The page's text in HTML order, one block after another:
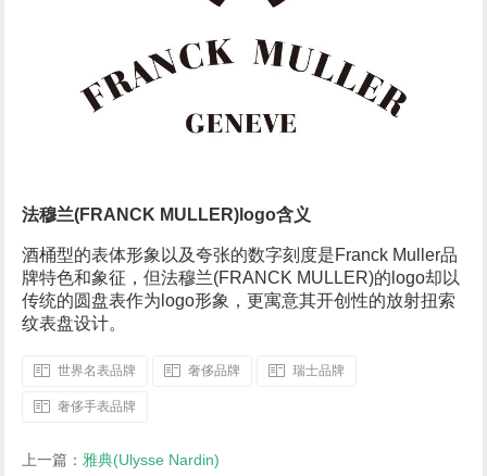
法穆兰(FRANCK MULLER)logo含义
酒桶型的表体形象以及夸张的数字刻度是Franck Muller品
牌特色和象征，但法穆兰(FRANCK MULLER)的logo却以
传统的圆盘表作为logo形象，更寓意其开创性的放射扭索
纹表盘设计。
世界名表品牌 奢侈品牌 瑞士品牌
奢侈手表品牌
上一篇： 雅典(Ulysse Nardin)